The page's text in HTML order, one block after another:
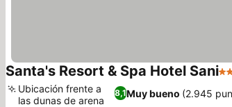
Santa's Resort & Spa Hotel Sani3
8,1Muy bueno (2.945
Ubicación frente a
las dunas de arena